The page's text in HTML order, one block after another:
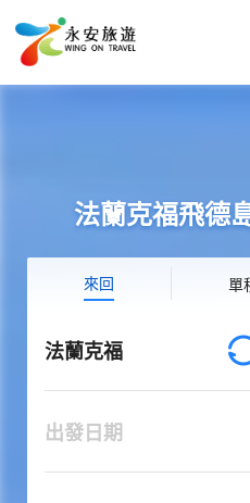
法蘭克福飛德
來回 單
法蘭克福
出發日期